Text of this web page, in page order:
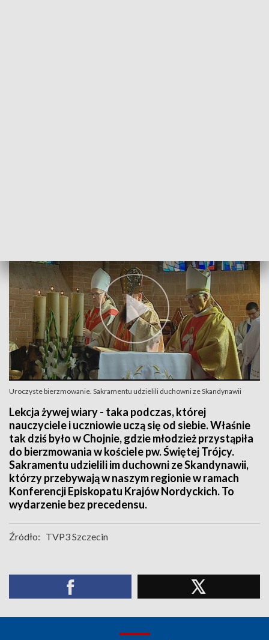
Uroczyste bierzmowanie. Sakramentu udzielili duchowni ze Skandynawii
Lekcja żywej wiary - taka podczas, której
nauczyciele i uczniowie uczą się od siebie. Właśnie
tak dziś było w Chojnie, gdzie młodzież przystąpiła
do bierzmowania w kościele pw. Świętej Trójcy.
Sakramentu udzielili im duchowni ze Skandynawii,
którzy przebywają w naszym regionie w ramach
Konferencji Episkopatu Krajów Nordyckich. To
wydarzenie bez precedensu.
Źródło: TVP3 Szczecin